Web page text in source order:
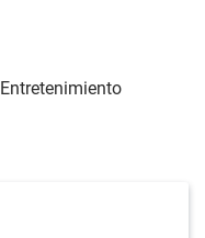
Entretenimiento